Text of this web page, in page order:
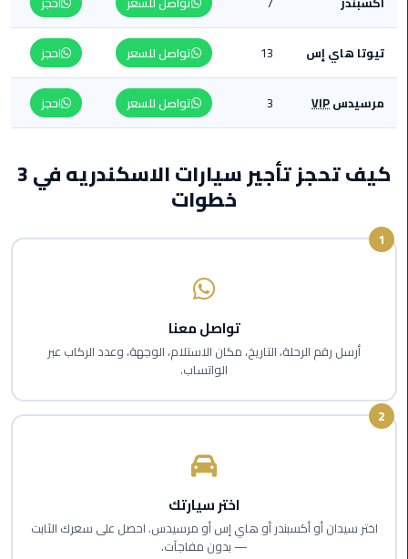
من
القاهرة
الى
مطار
برج
ليموزين
من
برج
العرب
ليموزين
اسكندرية
الشمالي
تيوتا هاي إس 13 تواصل للسعر احجز
مرسيدسVIP
3 تواصل للسعر احجز
كيف تحجز تأجير سيارات الاسكندريه في 3
خطوات
1
تواصل معنا
أرسل رقم الرحلة، التاريخ، مكان الاستلام، الوجهة، وعدد الركاب عبر
الواتساب.
2
اختر سيارتك
اختر سيدان أو أكسبندر أو هاي إس أو مرسيدس. احصل على سعرك الثابت
— بدون مفاجآت.